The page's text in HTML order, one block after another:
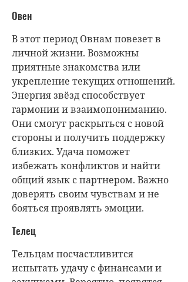
Овен
В этот период Овнам повезет в
личной жизни. Возможны
приятные знакомства или
укрепление текущих отношений.
Энергия звёзд способствует
гармонии и взаимопониманию.
Они смогут раскрыться с новой
стороны и получить поддержку
близких. Удача поможет
избежать конфликтов и найти
общий язык с партнером. Важно
доверять своим чувствам и не
бояться проявлять эмоции.
Телец
Тельцам посчастливится
испытать удачу с финансами и